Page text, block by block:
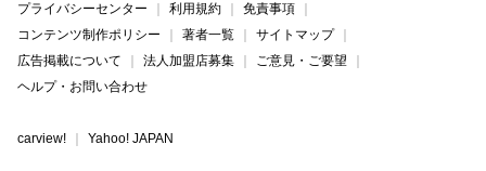
プライバシーセンター
利用規約
免責事項
コンテンツ制作ポリシー
著者一覧
サイトマップ
広告掲載について
法人加盟店募集
ご意見・ご要望
ヘルプ・お問い合わせ
carview! Yahoo! JAPAN